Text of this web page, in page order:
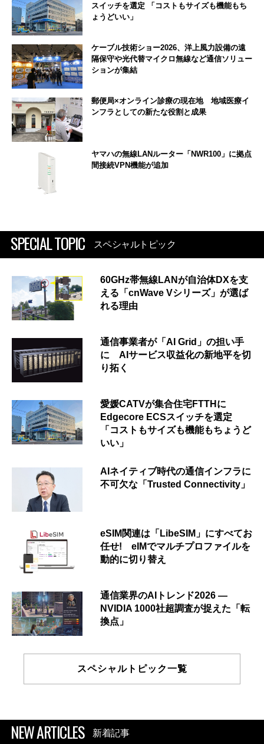
スイッチを選定 「コストもサイズも機能もち
ょうどいい」
ケーブル技術ショー2026、洋上風力設備の遠
隔保守や光代替マイクロ無線など通信ソリュー
ションが集結
郵便局×オンライン診療の現在地 地域医療イ
ンフラとしての新たな役割と成果
ヤマハの無線LANルーター「NWR100」に拠点
間接続VPN機能が追加
SPECIAL TOPIC スペシャルトピック
60GHz帯無線LANが自治体DXを支
える「cnWave Vシリーズ」が選ば
れる理由
通信事業者が「AI Grid」の担い手
に AIサービス収益化の新地平を切
り拓く
愛媛CATVが集合住宅FTTHに
Edgecore ECSスイッチを選定
「コストもサイズも機能もちょうど
いい」
AIネイティブ時代の通信インフラに
不可欠な「Trusted Connectivity」
eSIM関連は「LibeSIM」にすべてお
任せ! eIMでマルチプロファイルを
動的に切り替え
通信業界のAIトレンド2026 ―
NVIDIA 1000社超調査が捉えた「転
換点」
スペシャルトピック一覧
NEW ARTICLES 新着記事